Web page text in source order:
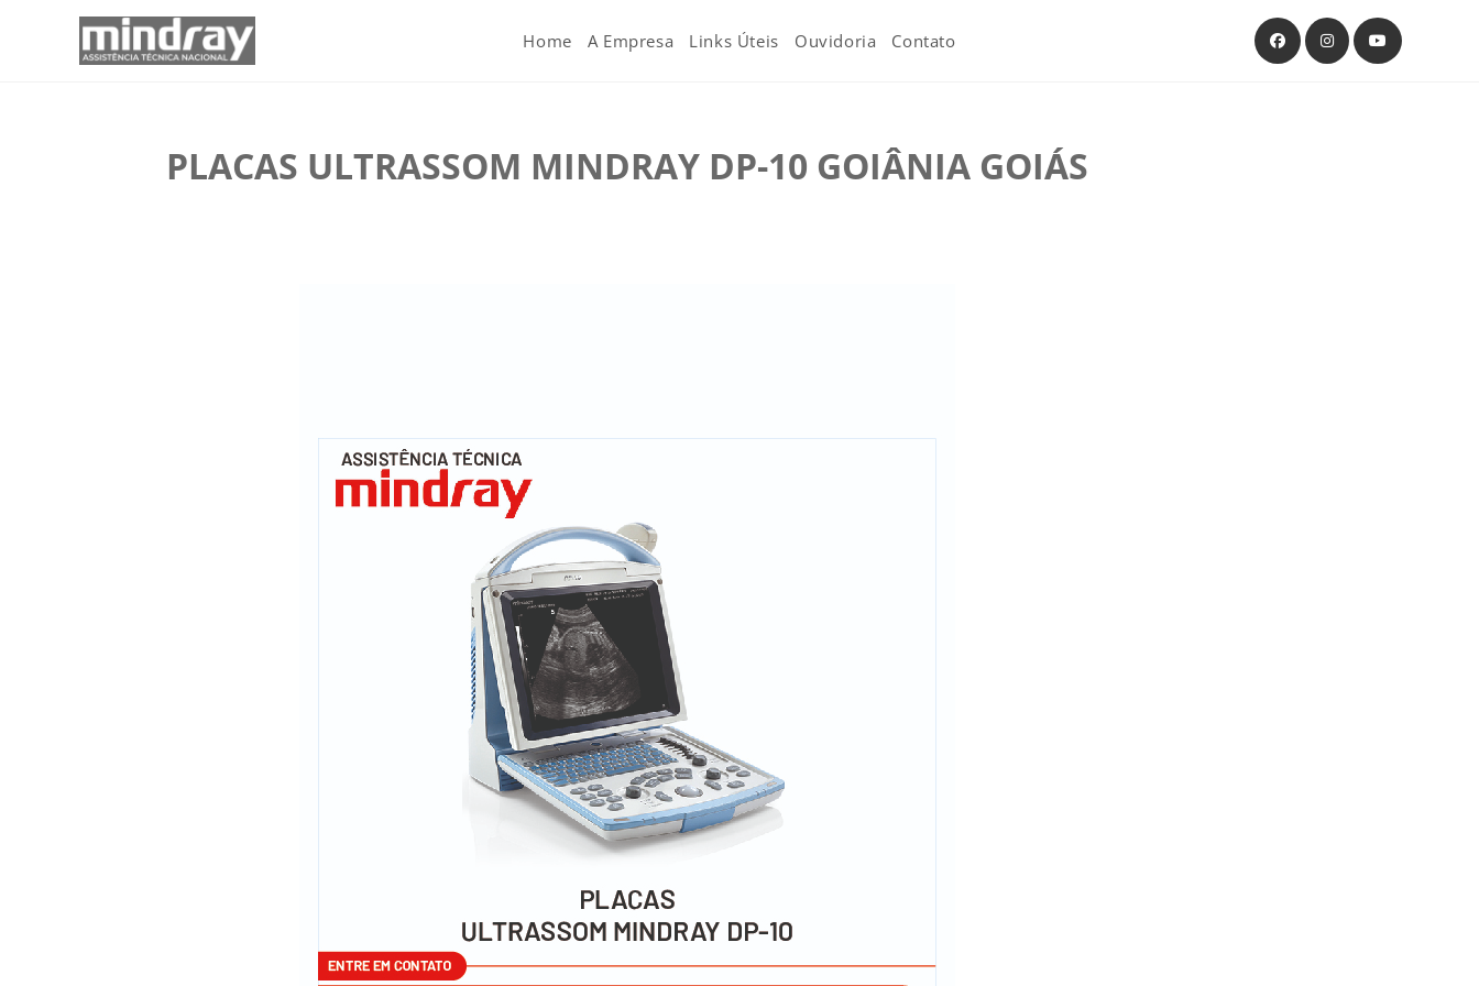
Home A Empresa Links Úteis Ouvidoria Contato
PLACAS ULTRASSOM MINDRAY DP-10 GOIÂNIA GOIÁS